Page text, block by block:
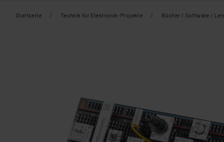
Startseite / Technik für Elektronik-Projekte / Bücher / Software /